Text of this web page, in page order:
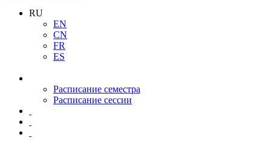
RU
EN
CN
FR
ES
Расписание семестра
Расписание сессии